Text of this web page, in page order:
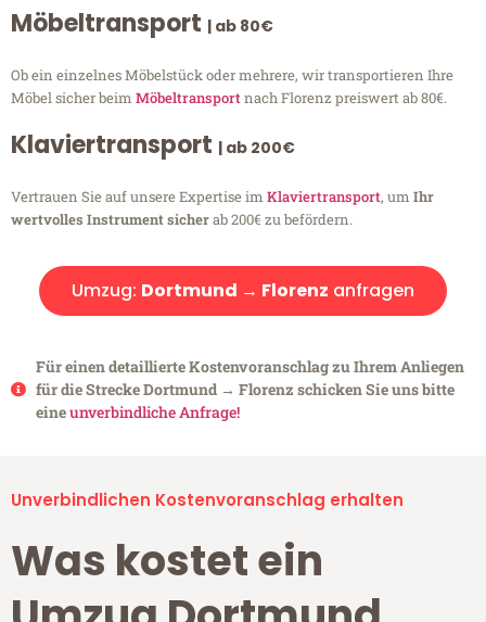
Möbeltransport | ab 80€
Ob ein einzelnes Möbelstück oder mehrere, wir transportieren Ihre
Möbel sicher beim Möbeltransportnach Florenz preiswert ab 80€.
Klaviertransport | ab 200€
Vertrauen Sie auf unsere Expertise im Klaviertransport, um Ihr
wertvolles Instrument sicherab 200€ zu befördern.
Umzug: Dortmund → Florenz anfragen
Für einen detaillierte Kostenvoranschlag zu Ihrem Anliegen
für die Strecke Dortmund → Florenz schicken Sie uns bitte
eineunverbindliche Anfrage!
Unverbindlichen Kostenvoranschlag erhalten
Was kostet ein